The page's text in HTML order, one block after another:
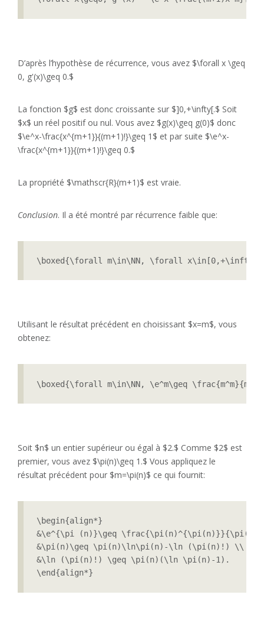
D’après l’hypothèse de récurrence, vous avez $\forall x \geq
0, g'(x)\geq 0.$
La fonction $g$ est donc croissante sur $]0,+\infty[.$ Soit
$x$ un réel positif ou nul. Vous avez $g(x)\geq g(0)$ donc
$\e^x-\frac{x^{m+1}}{(m+1)!}\geq 1$ et par suite $\e^x-
\frac{x^{m+1}}{(m+1)!}\geq 0.$
La propriété $\mathscr{R}(m+1)$ est vraie.
Conclusion. Il a été montré par récurrence faible que:
\boxed{\forall m\in\NN, \forall x\in[0,+\infty[,
Utilisant le résultat précédent en choisissant $x=m$, vous
obtenez:
\boxed{\forall m\in\NN, \e^m\geq
Soit $n$ un entier supérieur ou égal à $2.$ Comme $2$ est
premier, vous avez $\pi(n)\geq 1.$ Vous appliquez le
résultat précédent pour $m=\pi(n)$ ce qui fournit:
\begin{align*}
&\e^{\pi (n)}\geq
&\pi(n)\geq \pi(n)\ln\pi(n)-\ln (\pi(n)!) \\
&\ln (\pi(n)!) \geq \pi(n)(\ln \pi(n)-1).
\end{align*}